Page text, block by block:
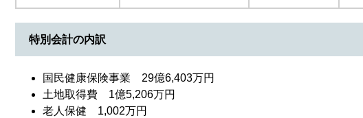
特別会計の内訳
国民健康保険事業 29億6,403万円
土地取得費 1億5,206万円
老人保健 1,002万円